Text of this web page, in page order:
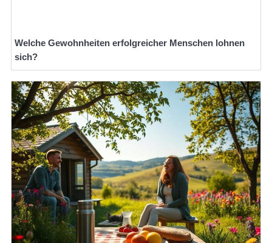
Welche Gewohnheiten erfolgreicher Menschen lohnen
sich?